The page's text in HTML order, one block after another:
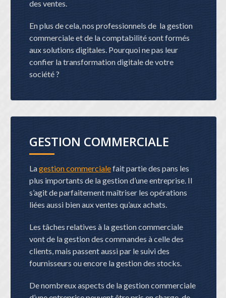
des ventes.
En plus de cela, nos professionnels de la gestion
commerciale et de la comptabilité sont formés
aux solutions digitales. Pourquoi ne pas leur
confier la transformation digitale de votre
société ?
GESTION COMMERCIALE
Lagestion commercialefait partie des pans les
plus importants de la gestion d’une entreprise. Il
s’agit de parfaitement maîtriser les opérations
liées aussi bien aux ventes qu’aux achats.
Les tâches relatives à la gestion commerciale
vont de la gestion des commandes à celle des
clients, mais passent aussi par le suivi des
fournisseurs ou encore la gestion des stocks.
De nombreux aspects de la gestion commerciale